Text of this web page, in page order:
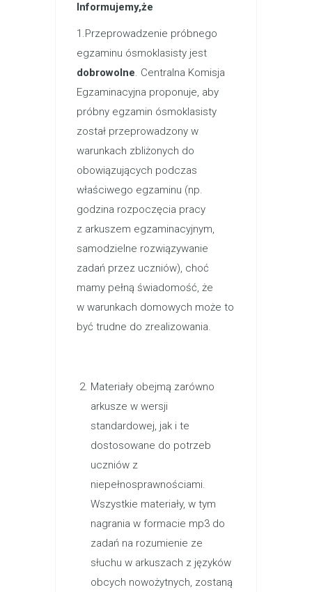
Informujemy,że
1.Przeprowadzenie próbnego
egzaminu ósmoklasisty jest
dobrowolne. Centralna Komisja
Egzaminacyjna proponuje, aby
próbny egzamin ósmoklasisty
został przeprowadzony w
warunkach zbliżonych do
obowiązujących podczas
właściwego egzaminu (np.
godzina rozpoczęcia pracy
z arkuszem egzaminacyjnym,
samodzielne rozwiązywanie
zadań przez uczniów), choć
mamy pełną świadomość, że
w warunkach domowych może to
być trudne do zrealizowania.
Materiały obejmą zarówno
arkusze w wersji
standardowej, jak i te
dostosowane do potrzeb
uczniów z
niepełnosprawnościami.
Wszystkie materiały, w tym
nagrania w formacie mp3 do
zadań na rozumienie ze
słuchu w arkuszach z języków
obcych nowożytnych, zostaną